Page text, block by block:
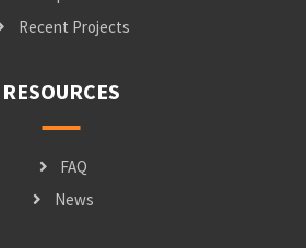
Recent Projects
RESOURCES
FAQ
News